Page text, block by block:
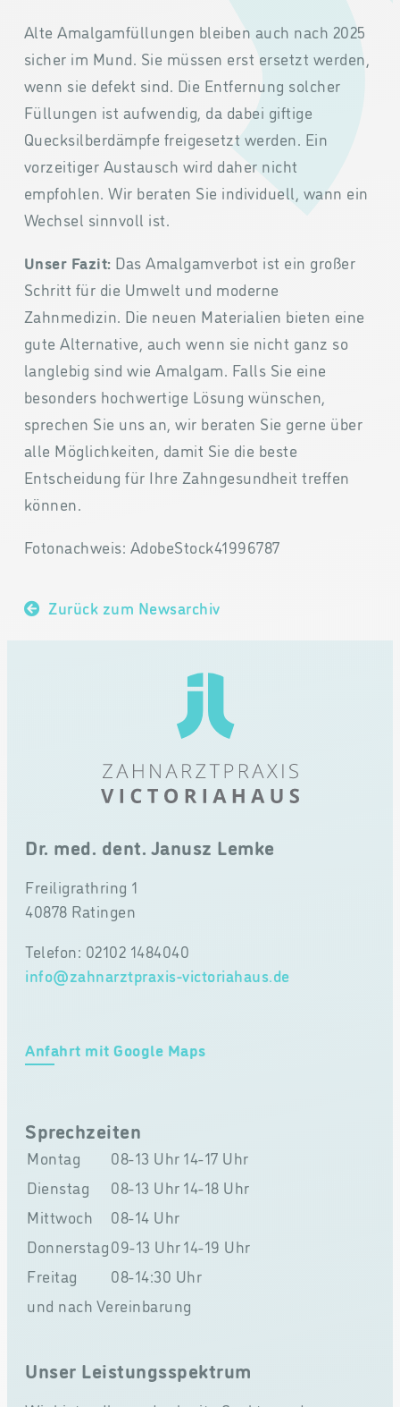
Alte Amalgamfüllungen bleiben auch nach 2025
sicher im Mund. Sie müssen erst ersetzt werden,
wenn sie defekt sind. Die Entfernung solcher
Füllungen ist aufwendig, da dabei giftige
Quecksilberdämpfe freigesetzt werden. Ein
vorzeitiger Austausch wird daher nicht
empfohlen. Wir beraten Sie individuell, wann ein
Wechsel sinnvoll ist.
Unser Fazit: Das Amalgamverbot ist ein großer
Schritt für die Umwelt und moderne
Zahnmedizin. Die neuen Materialien bieten eine
gute Alternative, auch wenn sie nicht ganz so
langlebig sind wie Amalgam. Falls Sie eine
besonders hochwertige Lösung wünschen,
sprechen Sie uns an, wir beraten Sie gerne über
alle Möglichkeiten, damit Sie die beste
Entscheidung für Ihre Zahngesundheit treffen
können.
Fotonachweis: AdobeStock41996787
Zurück zum Newsarchiv
Dr. med. dent. Janusz Lemke
Freiligrathring 1
40878 Ratingen
Telefon: 02102 1484040
info@zahnarztpraxis-victoriahaus.de
Anfahrt mit Google Maps
Sprechzeiten
Montag 08-13 Uhr 14-17 Uhr
Dienstag
08-13 Uhr 14-18 Uhr
Mittwoch
08-14 Uhr
Donnerstag09-13 Uhr14-19 Uhr
Freitag
08-14:30 Uhr
und nach Vereinbarung
Unser Leistungsspektrum